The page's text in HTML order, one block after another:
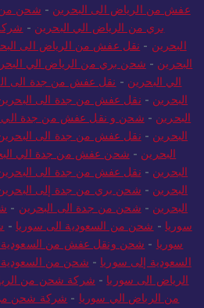
عفش من الرياض الى البحرين - شحن من
بري من الرياض الي البحرين -
البحرين - نقل عفش من الرياض الى
البحرين - شحن بري من الرياض الي
الي البحرين - نقل عفش من جدة الى
البحرين - نقل عفش من جدة الى
البحرين - شحن و نقل عفش من جدة الي
البحرين - نقل عفش من جدة الى
البحرين - شحن عفش من جدة الي
البحرين - نقل عفش من جدة الى
البحرين - شحن بري من جدة إلى
البحرين - شحن من جدة الى البحرين -
سوريا - شحن من السعودية الى سوريا -
سوريا - شحن ونقل عفش من السعودية
السعودية إلى سوريا - شحن من السعودية
الرياض الى سوريا - شركة شحن من
من الرياض الي سوريا - شركة شحن من